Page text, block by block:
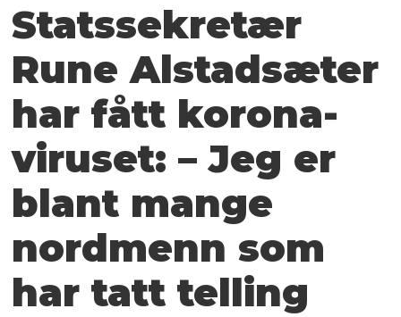
Statssekretær
Rune Alstadsæter
har fått korona­
viruset: – Jeg er
blant mange
nordmenn som
har tatt telling